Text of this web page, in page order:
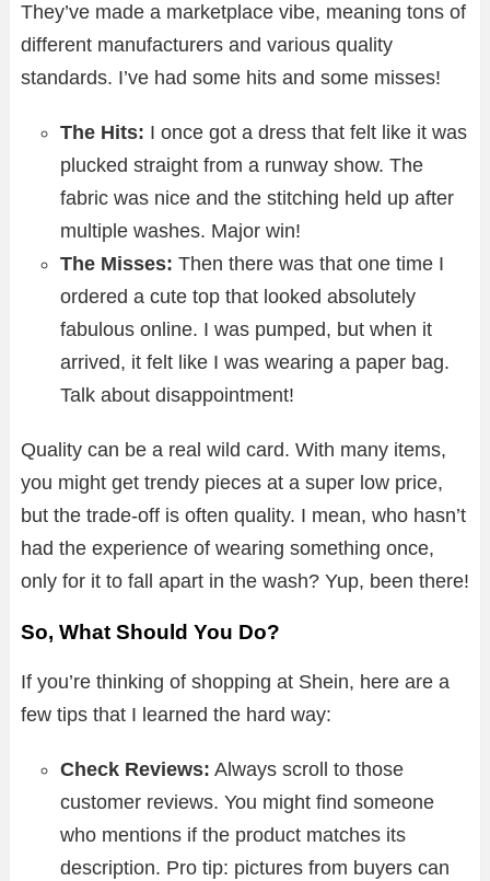
They’ve made a marketplace vibe, meaning tons of
different manufacturers and various quality
standards. I’ve had some hits and some misses!
The Hits: I once got a dress that felt like it was
plucked straight from a runway show. The
fabric was nice and the stitching held up after
multiple washes. Major win!
The Misses: Then there was that one time I
ordered a cute top that looked absolutely
fabulous online. I was pumped, but when it
arrived, it felt like I was wearing a paper bag.
Talk about disappointment!
Quality can be a real wild card. With many items,
you might get trendy pieces at a super low price,
but the trade-off is often quality. I mean, who hasn’t
had the experience of wearing something once,
only for it to fall apart in the wash? Yup, been there!
So, What Should You Do?
If you’re thinking of shopping at Shein, here are a
few tips that I learned the hard way:
Check Reviews: Always scroll to those
customer reviews. You might find someone
who mentions if the product matches its
description. Pro tip: pictures from buyers can